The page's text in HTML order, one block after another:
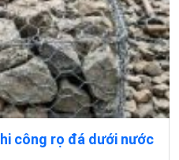
công rọ đá dưới nước